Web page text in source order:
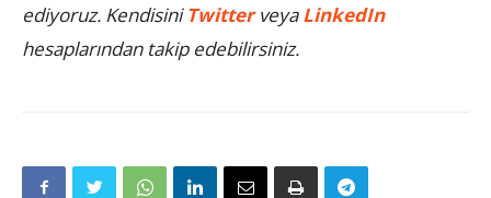
ediyoruz. Kendisini TwitterveyaLinkedIn
hesaplarından takip edebilirsiniz.